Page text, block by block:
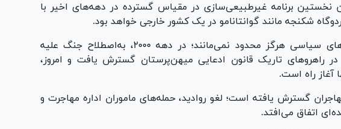
برنامه غیرطبیعی‌سازی در مقیاس گسترده در دهه‌های اخیر با
شکنجه مانند گوانتانامو در یک کشور خارجی خواهد بود.
تاریخ نشان می‌دهد که پاکسازی‌های سیاسی هرگز محدود نمی‌مانند؛ در دهه ۲۰۰۰، به‌اصطلاح جنگ علیه
راهرو‌های تاریک قانون ادعایی میهن‌پرستان گسترش یافت و امروز،
راه است.
گسترش یافته است؛ لغو روادید، حمله‌های ماموران اداره مهاجرت و
اتفاق می‌افتد.